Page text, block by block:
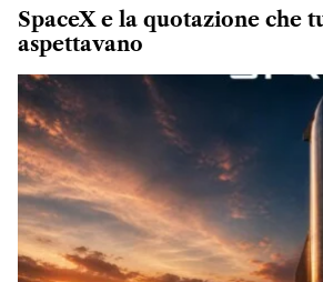
SpaceX e la quotazione che
aspettavano